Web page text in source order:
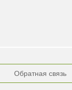
Обратная связь